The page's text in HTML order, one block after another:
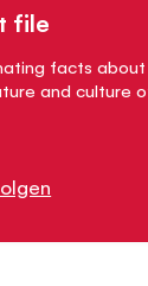
file
facts
and culture